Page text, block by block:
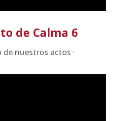
de Calma 6
de nuestros actos ·